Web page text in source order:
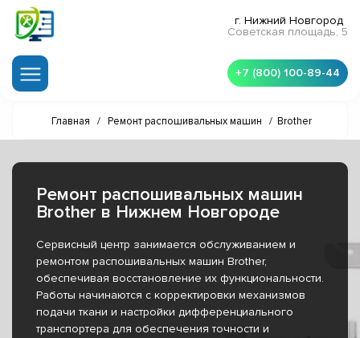
г. Нижний Новгород
Советская площадь, 5
+7 (800) 100-89-44
Главная / Ремонт распошивальных машин / Brother
Ремонт распошивальных машин
Brother в Нижнем Новгороде
Сервисный центр занимается обслуживанием и
ремонтом распошивальных машин Brother,
обеспечивая восстановление их функциональности.
Работы начинаются с корректировки механизмов
подачи ткани и настройки дифференциального
транспортера для обеспечения точности и